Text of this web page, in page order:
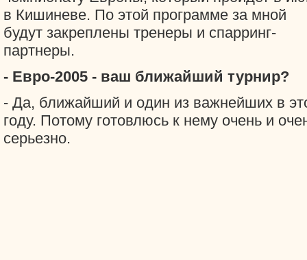
в Кишиневе. По этой программе за мной
будут закреплены тренеры и спарринг-
партнеры.
- Евро-2005 - ваш ближайший турнир?
- Да, ближайший и один из важнейших в
году. Потому готовлюсь к нему очень и
серьезно.